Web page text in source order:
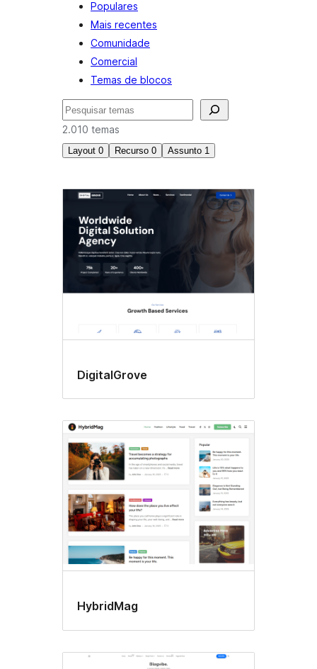
Populares
Mais recentes
Comunidade
Comercial
Temas de blocos
Pesquisar
2.010 temas
Layout 0 Recurso 0 Assunto 1
Notícias
DigitalGrove
HybridMag